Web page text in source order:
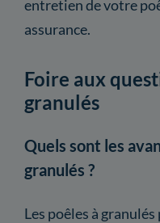
entretien de votre
assurance.
Foire aux
granulés
Quels sont les
granulés ?
Les poêles à